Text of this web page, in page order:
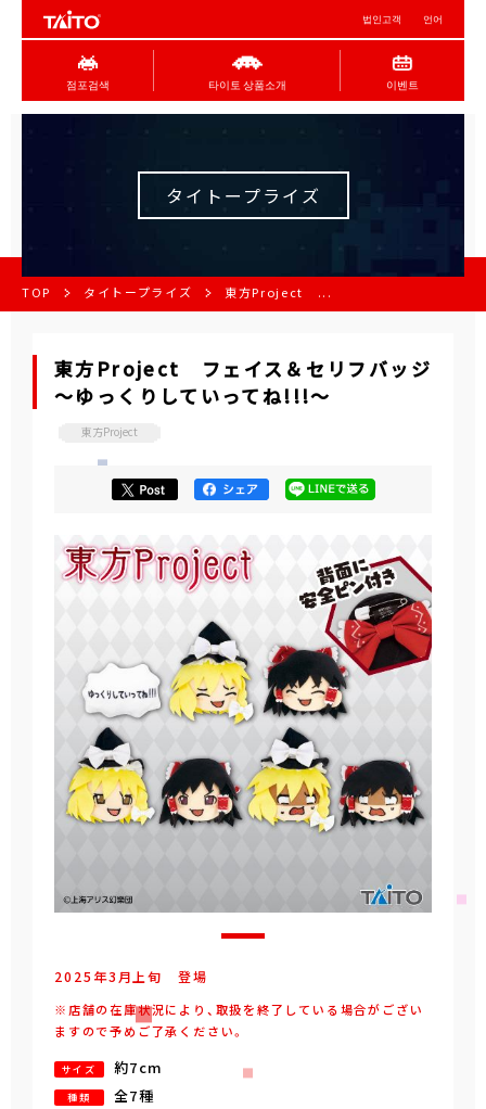
법인고객 언어
점포검색 타이토 상품소개 이벤트
タイトープライズ
TOP タイトープライズ 東方Project ...
東方Project フェイス＆セリフバッジ
～ゆっくりしていってね!!!～
東方Project
2025年3 月 上旬 登場
※店舗の在庫状況により、取扱を終了している場合がござい
ますので予めご了承ください。
サイズ 約7cm
種類 全7種